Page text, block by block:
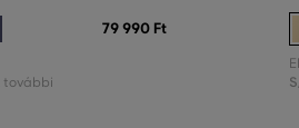
79 990 Ft
további S